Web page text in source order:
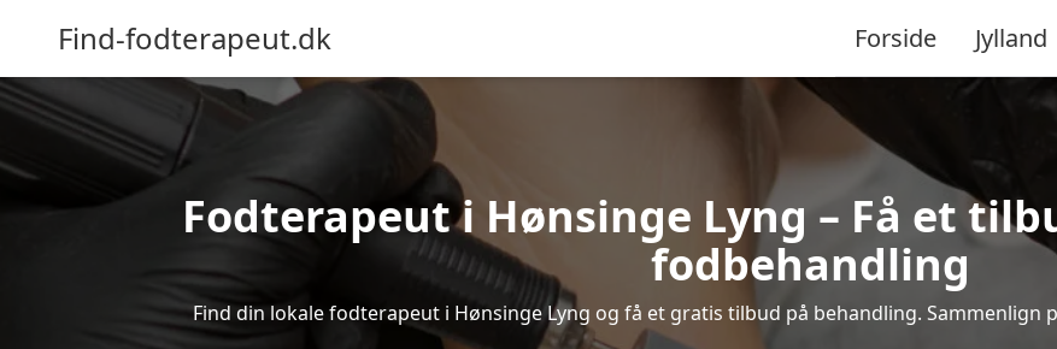
Find-fodterapeut.dk Forside Jylland
Fodterapeut i Hønsinge Lyng – Få et
fodbehandling
Find din lokale fodterapeut i Hønsinge Lyng og få et gratis tilbud på behandling.